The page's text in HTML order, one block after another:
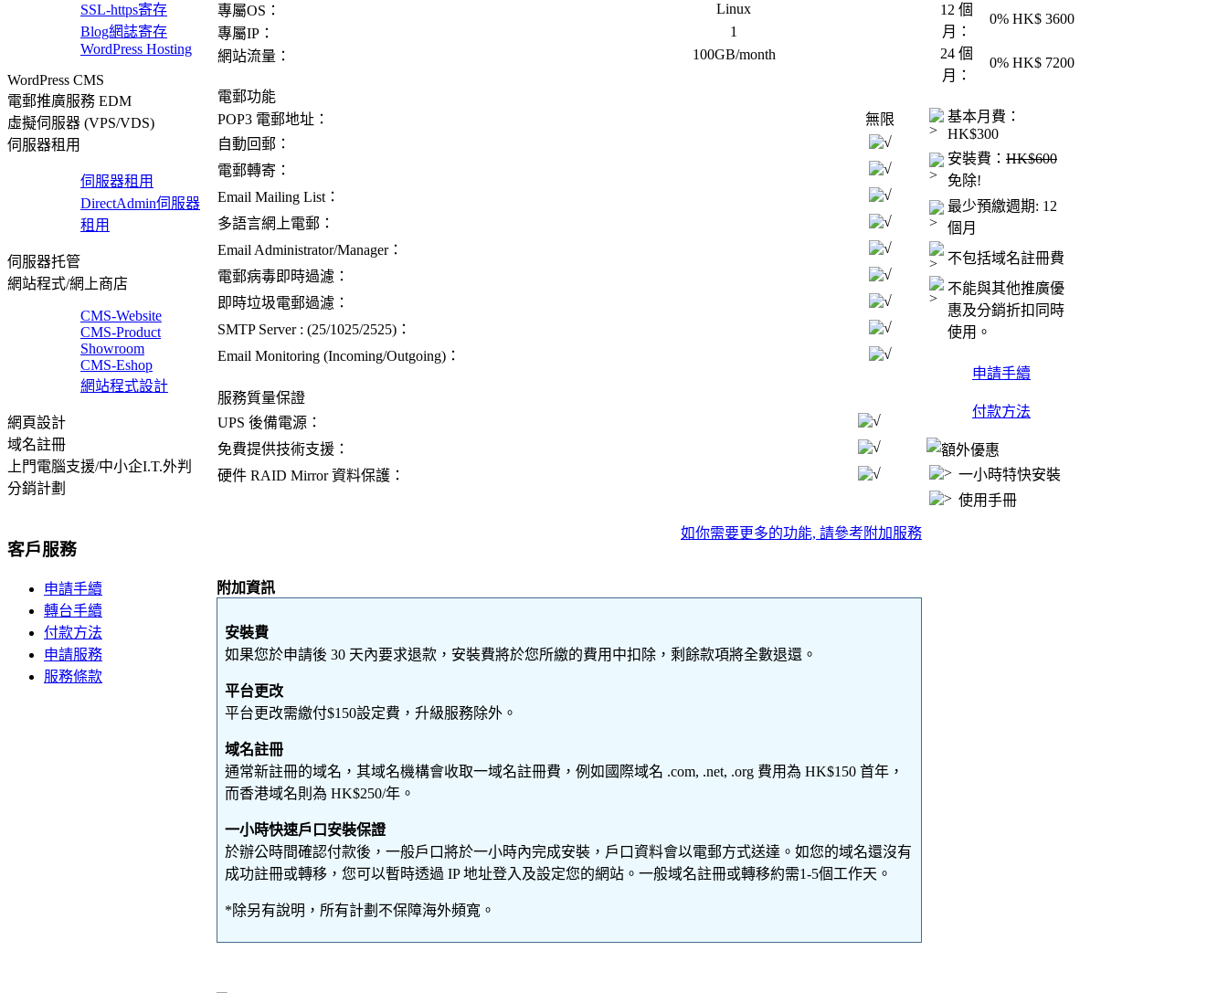
SSL-https寄存
Blog網誌寄存
WordPress Hosting
WordPress CMS
電郵推廣服務 EDM
虛擬伺服器 (VPS/VDS)
伺服器租用
伺服器租用
DirectAdmin伺服器
租用
伺服器托管
網站程式/網上商店
CMS-Website
CMS-Product
Showroom
CMS-Eshop
網站程式設計
網頁設計
域名註冊
上門電腦支援/中小企I.T.外判
分銷計劃
客戶服務
申請手續
轉台手續
付款方法
申請服務
服務條款
專屬OS：
Linux
專屬IP：
1
網站流量：
100GB/month
電郵功能
POP3 電郵地址：
無限
自動回郵：
電郵轉寄：
Email Mailing List：
多語言網上電郵：
Email Administrator/Manager：
電郵病毒即時過濾：
即時垃圾電郵過濾：
SMTP Server : (25/1025/2525)：
Email Monitoring (Incoming/Outgoing)：
服務質量保證
UPS 後備電源：
免費提供技術支援：
硬件 RAID Mirror 資料保護：
如你需要更多的功能, 請參考附加服務
附加資訊
安裝費
如果您於申請後 30 天內要求退款 ，安裝費將於您所繳的費用中扣除，剩餘款項將全數退還。
平台更改
平台更改需繳付$150設定費，升級服務除外。
域名註冊
通常新註冊的域名，其域名機構會收取一域名註冊費，例如國際域名 .com, .net, .org 費用為 HK$150 首年，
而香港域名則為 HK$250/年。
一小時快速戶口安裝保證
於辦公時間確認付款後，一般戶口將於一小時內完成安裝，戶口資料會以電郵方式送達。如您的域名還沒有
成功註冊或轉移，您可以暫時透過 IP 地址登入及設定您的網站。一般域名註冊或轉移約需1-5個工作天。
*除另有說明，所有計劃不保障海外頻寬。
12 個
月：
0% HK$ 3600
24 個
月：
0% HK$ 7200
基本月費：
HK$300
安裝費： HK$600
免除!
最少預繳週期: 12
個月
不包括域名註冊費
不能與其他推廣優
惠及分銷折扣同時
使用。
申請手續
付款方法
一小時特快安裝
使用手冊